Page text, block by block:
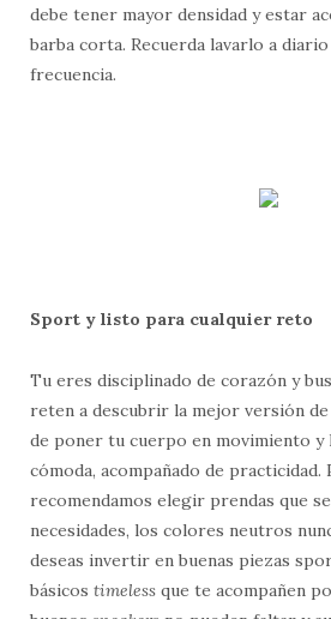
debe tener mayor densidad y estar
barba corta. Recuerda lavarlo a
frecuencia.
Sport y listo para cualquier reto
Tu eres disciplinado de corazón y
reten a descubrir la mejor versión
de poner tu cuerpo en movimiento y
cómoda, acompañado de
recomendamos elegir prendas que
necesidades, los colores neutros
deseas invertir en buenas piezas
básicos timeless que te acompañen